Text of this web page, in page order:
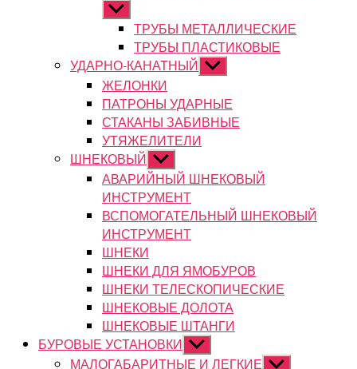
Показывать
подменюТРУБЫ МЕТАЛЛИЧЕСКИЕ
ТРУБЫ ПЛАСТИКОВЫЕ
УДАРНО-КАНАТНЫЙ Показывать
подменю
ЖЕЛОНКИ
ПАТРОНЫ УДАРНЫЕ
СТАКАНЫ ЗАБИВНЫЕ
УТЯЖЕЛИТЕЛИ
ШНЕКОВЫЙ Показывать
подменю
АВАРИЙНЫЙ ШНЕКОВЫЙ
ИНСТРУМЕНТ
ВСПОМОГАТЕЛЬНЫЙ ШНЕКОВЫЙ
ИНСТРУМЕНТ
ШНЕКИ
ШНЕКИ ДЛЯ ЯМОБУРОВ
ШНЕКИ ТЕЛЕСКОПИЧЕСКИЕ
ШНЕКОВЫЕ ДОЛОТА
ШНЕКОВЫЕ ШТАНГИ
БУРОВЫЕ УСТАНОВКИ Показывать
подменю
МАЛОГАБАРИТНЫЕ И ЛЕГКИЕ Показывать